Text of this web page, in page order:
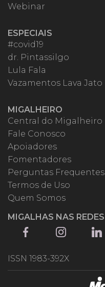
Webinar
ESPECIAIS
#covid19
dr. Pintassilgo
Lula Fala
Vazamentos Lava Jato
MIGALHEIRO
Central do Migalheiro
Fale Conosco
Apoiadores
Fomentadores
Perguntas Frequentes
Termos de Uso
Quem Somos
MIGALHAS NAS REDES
ISSN 1983-392X